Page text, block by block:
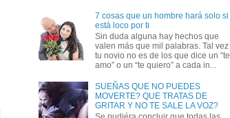
7 cosas que un hombre hará solo si
está loco por ti
Sin duda alguna hay hechos que
valen más que mil palabras. Tal vez
tu novio no es de los que dice un “te
amo” o un “te quiero” a cada in...
SUEÑAS QUE NO PUEDES
MOVERTE? QUE TRATAS DE
GRITAR Y NO TE SALE LA VOZ?